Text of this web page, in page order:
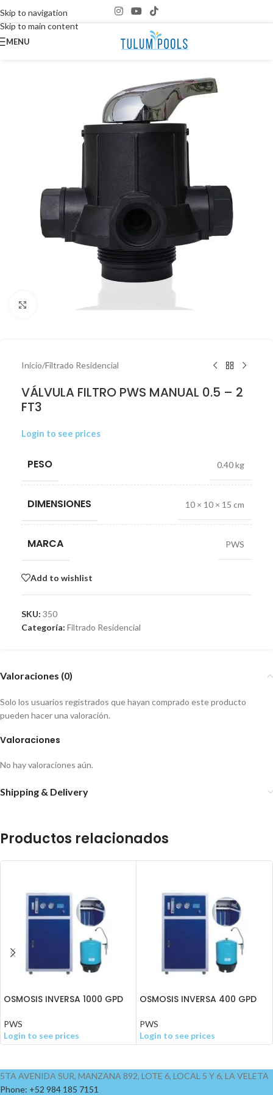
Skip to navigation
Skip to main content
MENU
Click to enlarge
Inicio/Filtrado Residencial
VÁLVULA FILTRO PWS MANUAL 0.5 – 2
FT3
Login to see prices
PESO 0.40 kg
DIMENSIONES 10 × 10 × 15 cm
MARCA PWS
Add to wishlist
SKU: 350
Categoría: Filtrado Residencial
Valoraciones (0)
Valoraciones
No hay valoraciones aún.
Solo los usuarios registrados que hayan comprado este producto
pueden hacer una valoración.
Shipping & Delivery
Productos relacionados
OSMOSIS INVERSA 1000 GPD
PWS
Login to see prices
OSMOSIS INVERSA 400 GPD
PWS
Login to see prices
5TA AVENIDA SUR, MANZANA 892, LOTE 6, LOCAL 5 Y 6, LA VELETA
Phone: +52 984 185 7151